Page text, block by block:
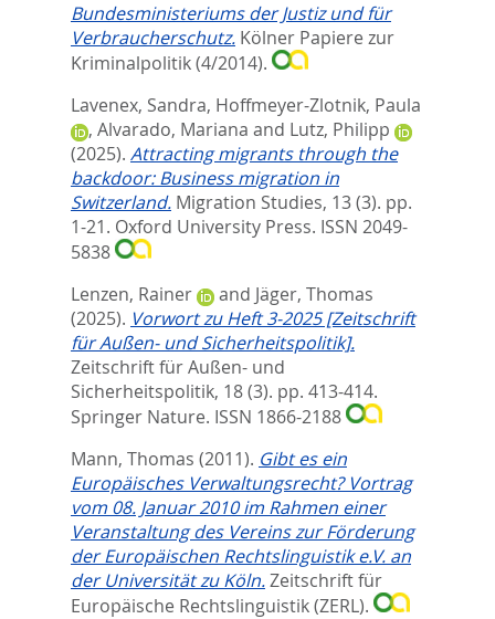
Bundesministeriums der Justiz und für
Verbraucherschutz. Kölner Papiere zur
Kriminalpolitik (4/2014).
Lavenex, Sandra, Hoffmeyer-Zlotnik, Paula
, Alvarado, Mariana and Lutz, Philipp
(2025). Attracting migrants through the
backdoor: Business migration in
Switzerland. Migration Studies, 13 (3). pp.
1-21. Oxford University Press. ISSN 2049-
5838
Lenzen, Rainer
and Jäger, Thomas
(2025). Vorwort zu Heft 3-2025 [Zeitschrift
für Außen- und Sicherheitspolitik].
Zeitschrift für Außen- und
Sicherheitspolitik, 18 (3). pp. 413-414.
Springer Nature. ISSN 1866-2188
Mann, Thomas (2011). Gibt es ein
Europäisches Verwaltungsrecht? Vortrag
vom 08. Januar 2010 im Rahmen einer
Veranstaltung des Vereins zur Förderung
der Europäischen Rechtslinguistik e.V. an
der Universität zu Köln.Zeitschrift für
Europäische Rechtslinguistik (ZERL).